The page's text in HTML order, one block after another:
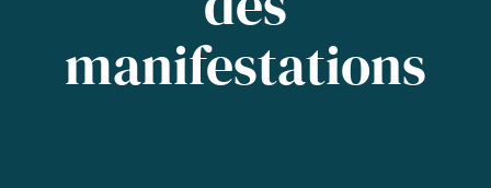
manifestations